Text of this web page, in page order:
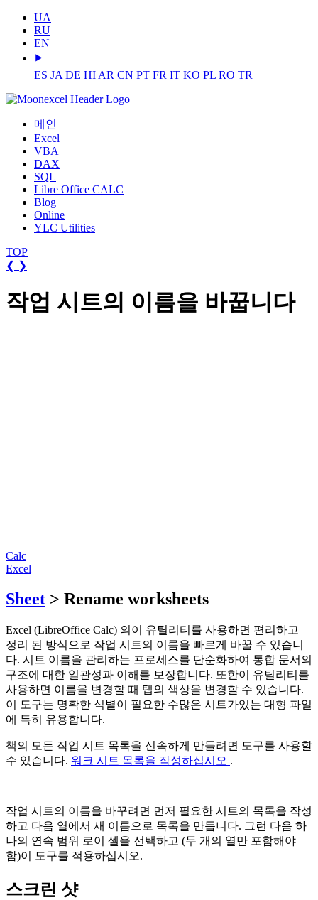
UA
RU
EN
⯈
ES JA DE HI AR CN PT FR IT KO PL RO TR
메인
Excel
VBA
DAX
SQL
Libre Office CALC
Blog
Online
YLC Utilities
TOP
❮ ❯
작업 시트의 이름을 바꿉니다
Calc
Excel
Sheet > Rename worksheets
Excel (LibreOffice Calc) 의이 유틸리티를 사용하면 편리하고
정리 된 방식으로 작업 시트의 이름을 빠르게 바꿀 수 있습니
다. 시트 이름을 관리하는 프로세스를 단순화하여 통합 문서의
구조에 대한 일관성과 이해를 보장합니다. 또한이 유틸리티를
사용하면 이름을 변경할 때 탭의 색상을 변경할 수 있습니다.
이 도구는 명확한 식별이 필요한 수많은 시트가있는 대형 파일
에 특히 유용합니다.
책의 모든 작업 시트 목록을 신속하게 만들려면 도구를 사용할
수 있습니다. 워크 시트 목록을 작성하십시오 .
작업 시트의 이름을 바꾸려면 먼저 필요한 시트의 목록을 작성
하고 다음 열에서 새 이름으로 목록을 만듭니다. 그런 다음 하
나의 연속 범위 로이 셀을 선택하고 (두 개의 열만 포함해야
함)이 도구를 적용하십시오.
스크린 샷